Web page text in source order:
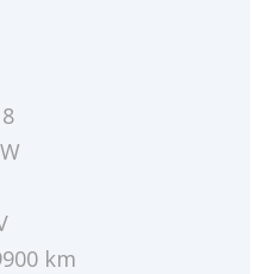
km